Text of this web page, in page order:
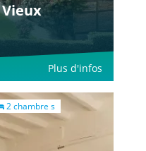
Plus d'infos
2 chambre s